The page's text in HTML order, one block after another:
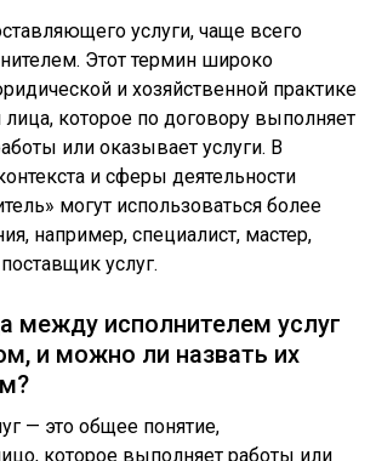
услуги, чаще всего
Этот термин широко
и хозяйственной практике
лица, которое по договору выполняет
или оказывает услуги. В
и сферы деятельности
могут использоваться более
например, специалист, мастер,
услуг.
между исполнителем услуг
и можно ли назвать их
— это общее понятие,
которое выполняет работы или